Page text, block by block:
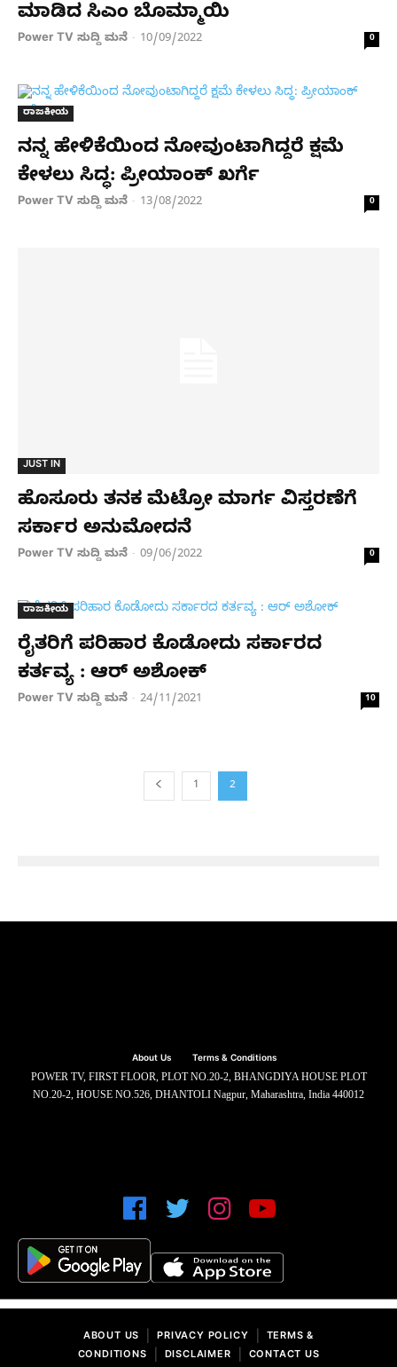
ಮಾಡಿದ ಸಿಎಂ ಬೊಮ್ಮಾಯಿ
Power TV ಸುದ್ದಿ ಮನೆ - 10/09/2022 0
ರಾಜಕೀಯ
ನನ್ನ ಹೇಳಿಕೆಯಿಂದ ನೋವುಂಟಾಗಿದ್ದರೆ ಕ್ಷಮೆ
ಕೇಳಲು ಸಿದ್ಧ: ಪ್ರೀಯಾಂಕ್ ಖರ್ಗೆ
Power TV ಸುದ್ದಿ ಮನೆ - 13/08/2022 0
JUST IN
ಹೊಸೂರು ತನಕ ಮೆಟ್ರೋ ಮಾರ್ಗ ವಿಸ್ತರಣೆಗೆ
ಸರ್ಕಾರ ಅನುಮೋದನೆ
Power TV ಸುದ್ದಿ ಮನೆ - 09/06/2022 0
ರಾಜಕೀಯ
ರೈತರಿಗೆ ಪರಿಹಾರ ಕೊಡೋದು ಸರ್ಕಾರದ
ಕರ್ತವ್ಯ : ಆರ್ ಅಶೋಕ್
Power TV ಸುದ್ದಿ ಮನೆ - 24/11/2021 10
1 2
About Us Terms & Conditions
POWER TV, FIRST FLOOR, PLOT NO.20-2, BHANGDIYA HOUSE PLOT
NO.20-2, HOUSE NO.526, DHANTOLI Nagpur, Maharashtra, India 440012
ABOUT US PRIVACY POLICY
TERMS &
CONDITIONS
DISCLAIMER CONTACT US